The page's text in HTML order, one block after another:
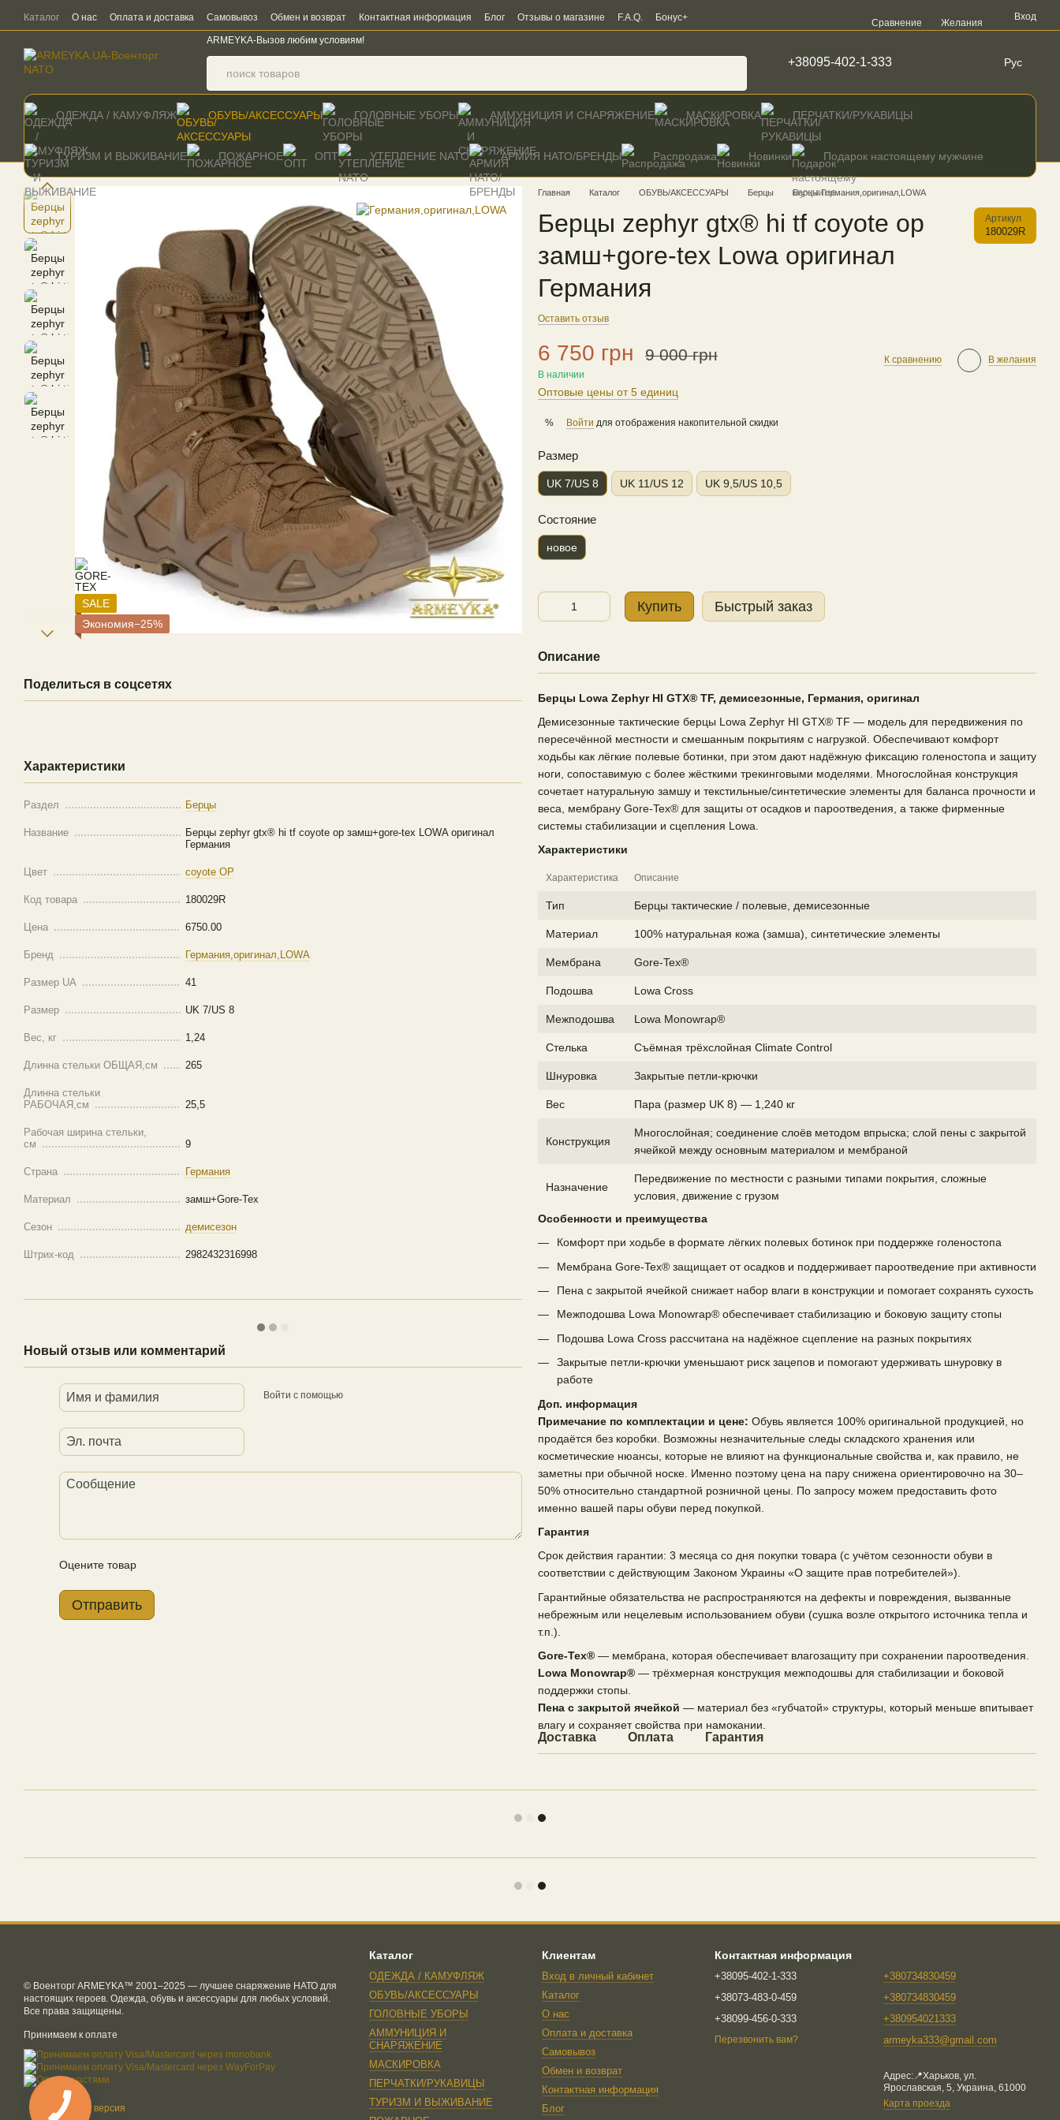
Перейти к основному контенту
Каталог О нас Оплата и доставка Самовывоз Обмен и возврат Контактная информация Блог Отзывы о магазине F.A.Q. Бонус+ Сравнение Желания
Вход
ARMEYKA-Вызов любим условиям!
+38095-402-1-333 Рус
ОДЕЖДА / КАМУФЛЯЖ ОБУВЬ/АКСЕССУАРЫ ГОЛОВНЫЕ УБОРЫ АММУНИЦИЯ И СНАРЯЖЕНИЕ МАСКИРОВКА ПЕРЧАТКИ/РУКАВИЦЫ
ТУРИЗМ И ВЫЖИВАНИЕ ПОЖАРНОЕ ОПТ УТЕПЛЕНИЕ NATO AРМИЯ НАТО/БРЕНДЫ Распродажа Новинки Подарок настоящему мужчине
SALE
Экономия−25%
Поделиться в соцсетях
Характеристики
Раздел Берцы
Название
Берцы zephyr gtx® hi tf coyote op замш+gore-tex LOWA оригинал
Германия
Цвет coyote OP
Код товара 180029R
Цена 6750.00
Бренд Германия,оригинал,LOWA
Размер UA 41
Размер UK 7/US 8
Вес, кг 1,24
Длинна стельки ОБЩАЯ,см 265
Длинна стельки
РАБОЧАЯ,см
25,5
Рабочая ширина стельки,
см
9
Страна Германия
Материал замш+Gore-Tex
Сезон демисезон
Штрих-код 2982432316998
Новый отзыв или комментарий
Войти с помощью
Оцените товар
Отправить
Главная Каталог ОБУВЬ/АКСЕССУАРЫ Берцы Берцы Германия,оригинал,LOWA
Берцы zephyr gtx® hi tf coyote op
замш+gore-tex Lowa оригинал
Германия
Артикул
180029R
Оставить отзыв
6 750 грн 9 000 грн
В наличии
К сравнению В желания
Оптовые цены от 5 единиц
% Войти для отображения накопительной скидки
Размер
UK 7/US 8 UK 11/US 12 UK 9,5/US 10,5
Состояние
новое
Купить Быстрый заказ
Описание
Берцы Lowa Zephyr HI GTX® TF, демисезонные, Германия, оригинал
Демисезонные тактические берцы Lowa Zephyr HI GTX® TF — модель для передвижения по
пересечённой местности и смешанным покрытиям с нагрузкой. Обеспечивают комфорт
ходьбы как лёгкие полевые ботинки, при этом дают надёжную фиксацию голеностопа и защиту
ноги, сопоставимую с более жёсткими трекинговыми моделями. Многослойная конструкция
сочетает натуральную замшу и текстильные/синтетические элементы для баланса прочности и
веса, мембрану Gore-Tex® для защиты от осадков и пароотведения, а также фирменные
системы стабилизации и сцепления Lowa.
Характеристики
Характеристика Описание
Тип Берцы тактические / полевые, демисезонные
Материал 100% натуральная кожа (замша), синтетические элементы
Мембрана Gore-Tex®
Подошва Lowa Cross
Межподошва Lowa Monowrap®
Стелька Съёмная трёхслойная Climate Control
Шнуровка Закрытые петли-крючки
Вес Пара (размер UK 8) — 1,240 кг
Конструкция
Многослойная; соединение слоёв методом впрыска; слой пены с закрытой
ячейкой между основным материалом и мембраной
Назначение
Передвижение по местности с разными типами покрытия, сложные
условия, движение с грузом
Особенности и преимущества
Комфорт при ходьбе в формате лёгких полевых ботинок при поддержке голеностопа
Мембрана Gore-Tex® защищает от осадков и поддерживает пароотведение при активности
Пена с закрытой ячейкой снижает набор влаги в конструкции и помогает сохранять сухость
Межподошва Lowa Monowrap® обеспечивает стабилизацию и боковую защиту стопы
Подошва Lowa Cross рассчитана на надёжное сцепление на разных покрытиях
Закрытые петли-крючки уменьшают риск зацепов и помогают удерживать шнуровку в
работе
Доп. информация
Примечание по комплектации и цене: Обувь является 100% оригинальной продукцией, но
продаётся без коробки. Возможны незначительные следы складского хранения или
косметические нюансы, которые не влияют на функциональные свойства и, как правило, не
заметны при обычной носке. Именно поэтому цена на пару снижена ориентировочно на 30–
50% относительно стандартной розничной цены. По запросу можем предоставить фото
именно вашей пары обуви перед покупкой.
Гарантия
Срок действия гарантии: 3 месяца со дня покупки товара (с учётом сезонности обуви в
соответствии с действующим Законом Украины «О защите прав потребителей»).
Гарантийные обязательства не распространяются на дефекты и повреждения, вызванные
небрежным или нецелевым использованием обуви (сушка возле открытого источника тепла и
т.п.).
Gore-Tex® — мембрана, которая обеспечивает влагозащиту при сохранении пароотведения.
Lowa Monowrap® — трёхмерная конструкция межподошвы для стабилизации и боковой
поддержки стопы.
Пена с закрытой ячейкой — материал без «губчатой» структуры, который меньше впитывает
влагу и сохраняет свойства при намокании.
Доставка Оплата Гарантия
© Военторг ARMEYKA™ 2001–2025 — лучшее снаряжение НАТО для
настоящих героев. Одежда, обувь и аксессуары для любых условий.
Все права защищены.
Принимаем к оплате
Мобильная версия
Каталог
ОДЕЖДА / КАМУФЛЯЖ
ОБУВЬ/АКСЕССУАРЫ
ГОЛОВНЫЕ УБОРЫ
АММУНИЦИЯ И
СНАРЯЖЕНИЕ
МАСКИРОВКА
ПЕРЧАТКИ/РУКАВИЦЫ
ТУРИЗМ И ВЫЖИВАНИЕ
Клиентам
Вход в личный кабинет
Каталог
О нас
Оплата и доставка
Самовывоз
Обмен и возврат
Контактная информация
Блог
Контактная информация
+38095-402-1-333
+38073-483-0-459
+38099-456-0-333
Перезвонить вам?
+380734830459
+380734830459
+380954021333
armeyka333@gmail.com
Адрес:📍Харьков, ул.
Ярославская, 5, Украина, 61000
Карта проезда